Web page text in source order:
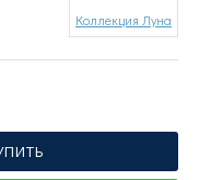
Коллекция Луна